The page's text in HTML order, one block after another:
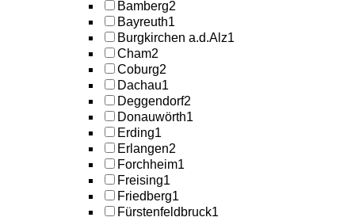
Bamberg2
Bayreuth1
Burgkirchen a.d.Alz1
Cham2
Coburg2
Dachau1
Deggendorf2
Donauwörth1
Erding1
Erlangen2
Forchheim1
Freising1
Friedberg1
Fürstenfeldbruck1